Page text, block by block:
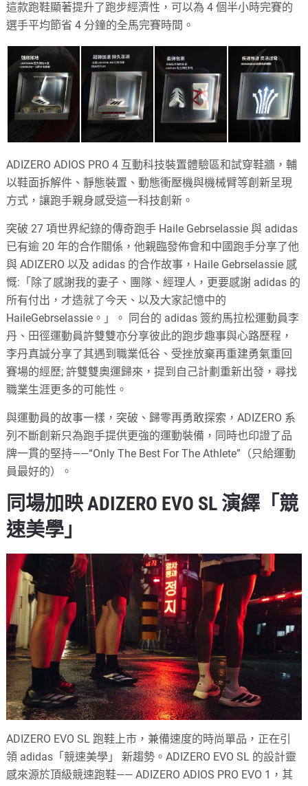
這款跑鞋顯著提升了跑步經濟性，可以為 4 個半小時完賽的
選手平均節省 4 分鐘的全馬完賽時間。
ADIZERO ADIOS PRO 4 互動科技裝置體驗區和試穿鞋牆，輔
以鞋面拆解件、靜態裝置、動態衝壓機與機械臂等創新呈現
方式，讓跑手親身感受這一科技創新。
突破 27 項世界紀錄的傳奇跑手 Haile Gebrselassie 與 adidas
已有逾 20 年的合作關係，他親臨發佈會和中國跑手分享了他
與 ADIZERO 以及 adidas 的合作故事，Haile Gebrselassie 感
慨:「除了感謝我的妻子、團隊、經理人，更要感謝 adidas 的
所有付出，才造就了今天、以及大家記憶中的
HaileGebrselassie。」。 同台的 adidas 簽約馬拉松運動員李
丹、田徑運動員許雙雙亦分享彼此的跑步趣事與心路歷程，
李丹真誠分享了其遇到職業低谷、受挫放棄再重建勇氣重回
賽場的經歷; 許雙雙奧運歸來，提到自己計劃重新出發，尋找
職業生涯更多的可能性。
與運動員的故事一樣，突破、歸零再勇敢探索，ADIZERO 系
列不斷創新只為跑手提供更強的運動裝備，同時也印證了品
牌一貫的堅持——“Only The Best For The Athlete”（只給運動
員最好的）。
同場加映 ADIZERO EVO SL 演繹「競
速美學」
ADIZERO EVO SL 跑鞋上市，兼備速度的時尚單品，正在引
領 adidas「競速美學」 新趨勢。ADIZERO EVO SL 的設計靈
感來源於頂級競速跑鞋—— ADIZERO ADIOS PRO EVO 1，其